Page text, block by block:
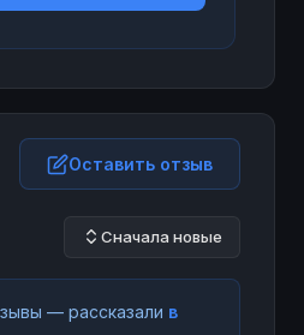
Оставить отзыв
Сначала новые
— рассказали в